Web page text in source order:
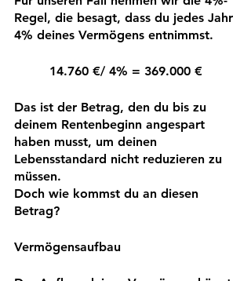
Regel, die besagt, dass du jedes Jahr
4% deines Vermögens entnimmst.
14.760 €/ 4% = 369.000 €
Das ist der Betrag, den du bis zu
deinem Rentenbeginn angespart
haben musst, um deinen
Lebensstandard nicht reduzieren zu
müssen.
Doch wie kommst du an diesen
Betrag?
Vermögensaufbau